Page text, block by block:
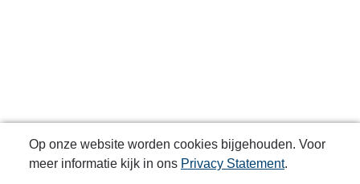
Op onze website worden cookies bijgehouden. Voor
meer informatie kijk in ons Privacy Statement.